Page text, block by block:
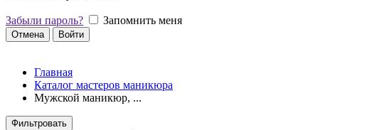
Забыли пароль? Запомнить меня
Отмена Войти
Главная
Каталог мастеров маникюра
Мужской маникюр, ...
Фильтровать